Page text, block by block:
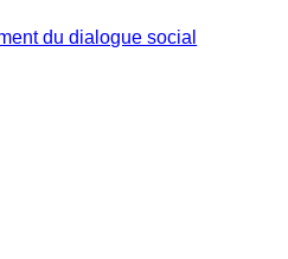
du dialogue social